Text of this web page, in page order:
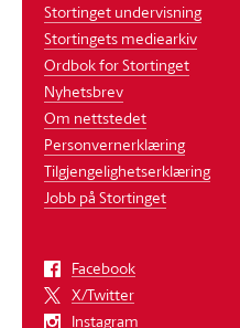
Stortinget undervisning
Stortingets mediearkiv
Ordbok for Stortinget
Nyhetsbrev
Om nettstedet
Personvernerklæring
Tilgjengelighetserklæring
Jobb på Stortinget
Facebook
X/Twitter
Instagram